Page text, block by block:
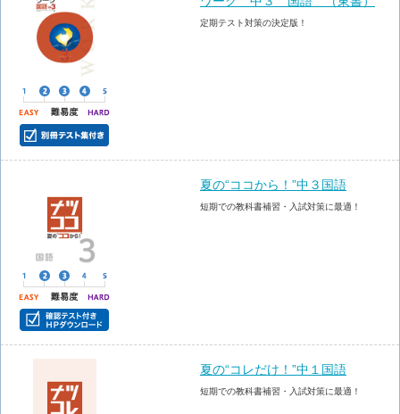
定期テスト対策の決定版！
夏の“ココから！”中３国語
短期での教科書補習・入試対策に最適！
夏の“コレだけ！”中１国語
短期での教科書補習・入試対策に最適！